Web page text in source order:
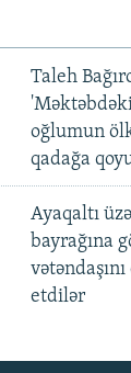
Taleh
oğlumun
qadağa
Ayaqaltı
bayrağına
etdilər